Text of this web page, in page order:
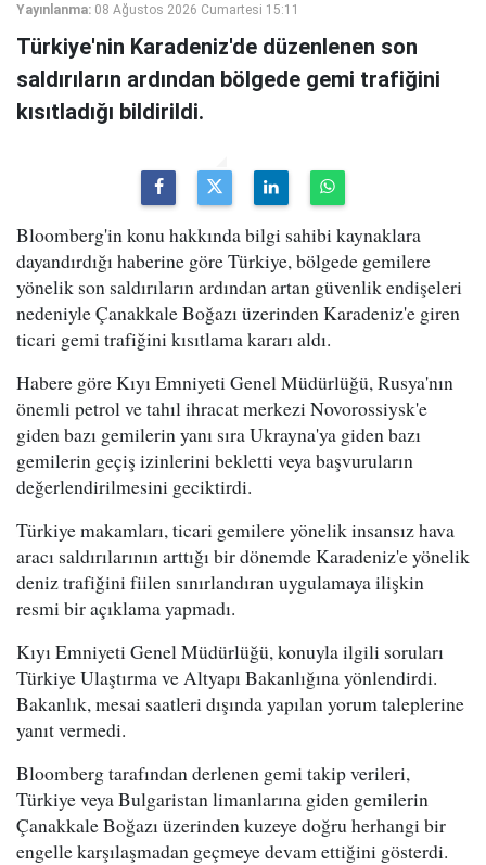
Yayınlanma: 08 Ağustos 2026 Cumartesi 15:11
Türkiye'nin Karadeniz'de düzenlenen son
saldırıların ardından bölgede gemi trafiğini
kısıtladığı bildirildi.
Bloomberg'in konu hakkında bilgi sahibi kaynaklara
dayandırdığı haberine göre Türkiye, bölgede gemilere
yönelik son saldırıların ardından artan güvenlik endişeleri
nedeniyle Çanakkale Boğazı üzerinden Karadeniz'e giren
ticari gemi trafiğini kısıtlama kararı aldı.
Habere göre Kıyı Emniyeti Genel Müdürlüğü, Rusya'nın
önemli petrol ve tahıl ihracat merkezi Novorossiysk'e
giden bazı gemilerin yanı sıra Ukrayna'ya giden bazı
gemilerin geçiş izinlerini bekletti veya başvuruların
değerlendirilmesini geciktirdi.
Türkiye makamları, ticari gemilere yönelik insansız hava
aracı saldırılarının arttığı bir dönemde Karadeniz'e yönelik
deniz trafiğini fiilen sınırlandıran uygulamaya ilişkin
resmi bir açıklama yapmadı.
Kıyı Emniyeti Genel Müdürlüğü, konuyla ilgili soruları
Türkiye Ulaştırma ve Altyapı Bakanlığına yönlendirdi.
Bakanlık, mesai saatleri dışında yapılan yorum taleplerine
yanıt vermedi.
Bloomberg tarafından derlenen gemi takip verileri,
Türkiye veya Bulgaristan limanlarına giden gemilerin
Çanakkale Boğazı üzerinden kuzeye doğru herhangi bir
engelle karşılaşmadan geçmeye devam ettiğini gösterdi.